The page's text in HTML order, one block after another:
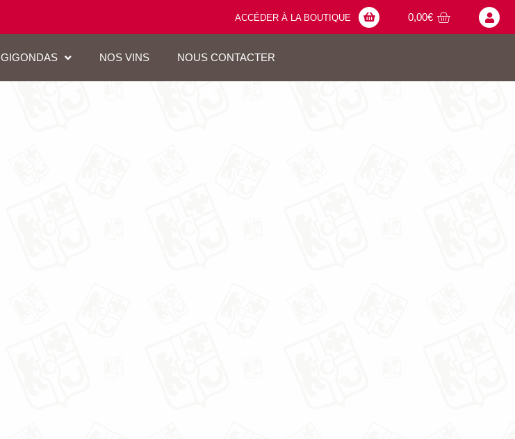
ACCÉDER À LA BOUTIQUE 0,00€
GIGONDAS NOS VINS NOUS CONTACTER